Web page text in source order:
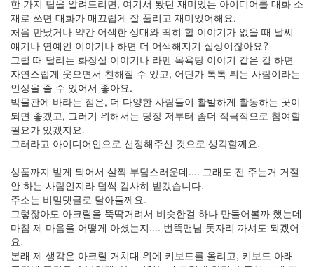
한 가지 팁을 알려드리면, 여기서 봤던 재미있는 아이디어를 대화 소
재로 쓰면 대화가 매끄럽게 잘 풀리고 재미있어해요.
처음 만났거나 약간 어색한 상대와 딱히 할 이야기가 없을 때 날씨
얘기나 연예인 이야기나 하면 더 어색해지기 십상이잖아요?
그럴 때 달리는 화장실 이야기나 라멘 목욕탕 이야기 같은 걸 하면
자연스럽게 웃으면서 친해질 수 있고, 어딘가 톡톡 튀는 사람이라는
인상을 줄 수 있어서 좋아요.
박물관에 바라는 점은, 더 다양한 사람들이 활발하게 활동하는 곳이
되면 좋겠고, 그러기 위해서는 당장 저부터 좀더 적극적으로 참여할
필요가 있겠지요.
그러라고 아이디어인으로 선정해주신 것으로 생각할께요.
상품까지 받게 되어서 살짝 부담스러운데.... 그래도 전 주는거 거절
안 하는 사람인지라 덥썩 감사히 받겠습니다.
주소는 비밀댓글로 달아둘께요.
그렇잖아도 아크릴을 뚝딱거려서 비슷한걸 하나 만들어볼까 했는데
마침 제 마음을 어떻게 아셨는지.... 번뜩맨님 돗자리 까셔도 되겠어
요.
본래 제 생각은 아크릴 거치대 위에 키보드를 올리고, 키보드 아래